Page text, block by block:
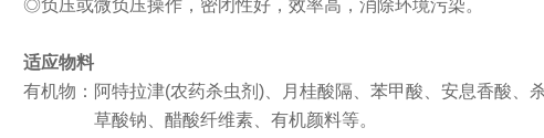
◎负压或微负压操作，密闭性好，效率高，消除环境污染。
适应物料
有机物：阿特拉津(农药杀虫剂)、月桂酸隔、苯甲酸、安息香酸、杀
草酸钠、醋酸纤维素、有机颜料等。